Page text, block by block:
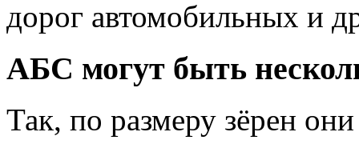
дорог автомобильных и
АБС могут быть
Так, по размеру зёрен